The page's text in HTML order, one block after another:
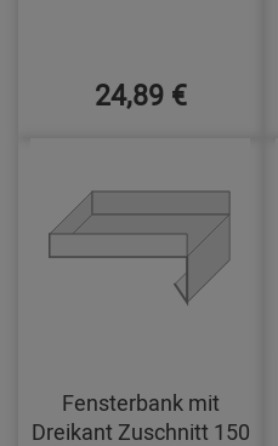
24,89 €
Fensterbank mit
Dreikant Zuschnitt 150